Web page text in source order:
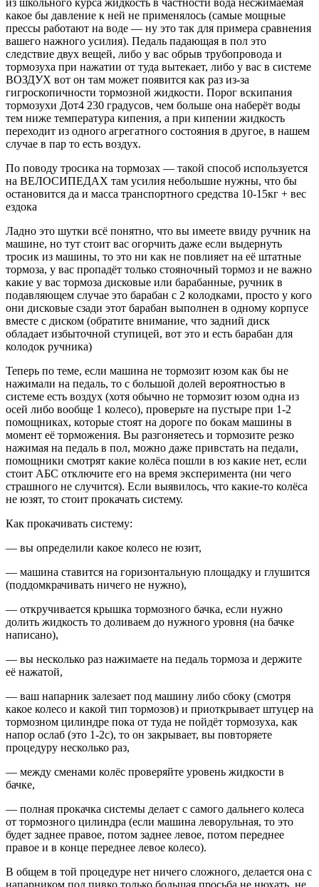
из школьного курса жидкость в частности вода несжимаемая
какое бы давление к ней не применялось (самые мощные
прессы работают на воде — ну это так для примера сравнения
вашего нажного усилия). Педаль падающая в пол это
следствие двух вещей, либо у вас обрыв трубопровода и
тормозуха при нажатии от туда вытекает, либо у вас в системе
ВОЗДУХ вот он там может появится как раз из-за
гигроскопичности тормозной жидкости. Порог вскипания
тормозухи Дот4 230 градусов, чем больше она наберёт воды
тем ниже температура кипения, а при кипении жидкость
переходит из одного агрегатного состояния в другое, в нашем
случае в пар то есть воздух.
По поводу тросика на тормозах — такой способ используется
на ВЕЛОСИПЕДАХ там усилия небольшие нужны, что бы
остановится да и масса транспортного средства 10-15кг + вес
ездока
Ладно это шутки всё понятно, что вы имеете ввиду ручник на
машине, но тут стоит вас огорчить даже если выдернуть
тросик из машины, то это ни как не повлияет на её штатные
тормоза, у вас пропадёт только стояночный тормоз и не важно
какие у вас тормоза дисковые или барабанные, ручник в
подавляющем случае это барабан с 2 колодками, просто у кого
они дисковые сзади этот барабан выполнен в одному корпусе
вместе с диском (обратите внимание, что задний диск
обладает избыточной ступицей, вот это и есть барабан для
колодок ручника)
Теперь по теме, если машина не тормозит юзом как бы не
нажимали на педаль, то с большой долей вероятностью в
системе есть воздух (хотя обычно не тормозит юзом одна из
осей либо вообще 1 колесо), проверьте на пустыре при 1-2
помощниках, которые стоят на дороге по бокам машины в
момент её торможения. Вы разгоняетесь и тормозите резко
нажимая на педаль в пол, можно даже привстать на педали,
помощники смотрят какие колёса пошли в юз какие нет, если
стоит АБС отключите его на время эксперимента (ни чего
страшного не случится). Если выявилось, что какие-то колёса
не юзят, то стоит прокачать систему.
Как прокачивать систему:
— вы определили какое колесо не юзит,
— машина ставится на горизонтальную площадку и глушится
(поддомкрачивать ничего не нужно),
— откручивается крышка тормозного бачка, если нужно
долить жидкость то доливаем до нужного уровня (на бачке
написано),
— вы несколько раз нажимаете на педаль тормоза и держите
её нажатой,
— ваш напарник залезает под машину либо сбоку (смотря
какое колесо и какой тип тормозов) и приоткрывает штуцер на
тормозном цилиндре пока от туда не пойдёт тормозуха, как
напор ослаб (это 1-2с), то он закрывает, вы повторяете
процедуру несколько раз,
— между сменами колёс проверяйте уровень жидкости в
бачке,
— полная прокачка системы делает с самого дальнего колеса
от тормозного цилиндра (если машина леворульная, то это
будет заднее правое, потом заднее левое, потом переднее
правое и в конце переднее левое колесо).
В общем в той процедуре нет ничего сложного, делается она с
напарником под пивко только большая просьба не нюхать, не